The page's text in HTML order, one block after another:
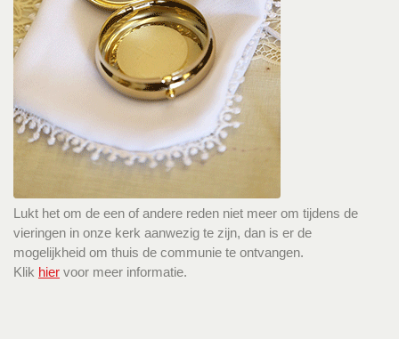
Lukt het om de een of andere reden niet meer om tijdens de
vieringen in onze kerk aanwezig te zijn, dan is er de
mogelijkheid om thuis de communie te ontvangen.
Klik hier voor meer informatie.